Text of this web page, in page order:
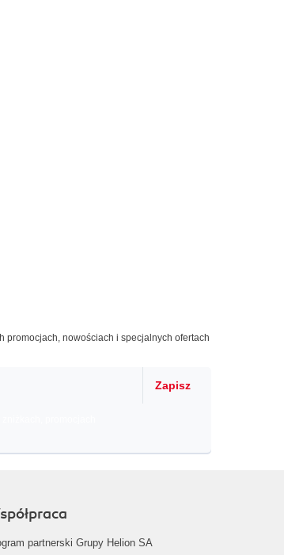
promocjach, nowościach i specjalnych ofertach
Zapisz
partnerski Grupy Helion SA